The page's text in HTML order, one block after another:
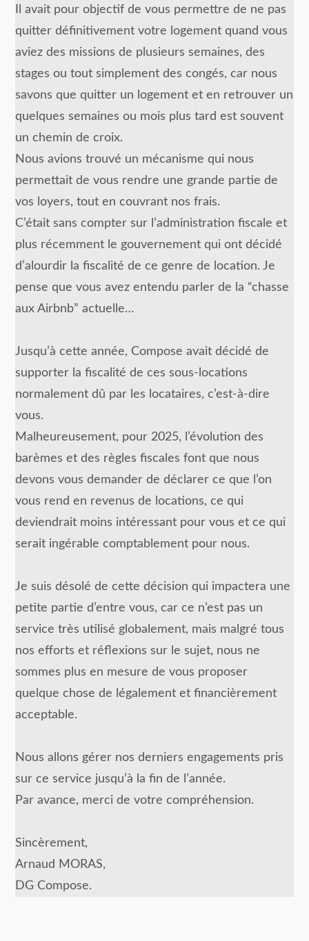
Il avait pour objectif de vous permettre de ne pas
quitter définitivement votre logement quand vous
aviez des missions de plusieurs semaines, des
stages ou tout simplement des congés, car nous
savons que quitter un logement et en retrouver un
quelques semaines ou mois plus tard est souvent
un chemin de croix.
Nous avions trouvé un mécanisme qui nous
permettait de vous rendre une grande partie de
vos loyers, tout en couvrant nos frais.
C’était sans compter sur l’administration fiscale et
plus récemment le gouvernement qui ont décidé
d’alourdir la fiscalité de ce genre de location. Je
pense que vous avez entendu parler de la “chasse
aux Airbnb” actuelle…
Jusqu’à cette année, Compose avait décidé de
supporter la fiscalité de ces sous-locations
normalement dû par les locataires, c’est-à-dire
vous.
Malheureusement, pour 2025, l’évolution des
barèmes et des règles fiscales font que nous
devons vous demander de déclarer ce que l’on
vous rend en revenus de locations, ce qui
deviendrait moins intéressant pour vous et ce qui
serait ingérable comptablement pour nous.
Je suis désolé de cette décision qui impactera une
petite partie d’entre vous, car ce n’est pas un
service très utilisé globalement, mais malgré tous
nos efforts et réflexions sur le sujet, nous ne
sommes plus en mesure de vous proposer
quelque chose de légalement et financièrement
acceptable.
Nous allons gérer nos derniers engagements pris
sur ce service jusqu’à la fin de l’année.
Par avance, merci de votre compréhension.
Sincèrement,
Arnaud MORAS,
DG Compose.